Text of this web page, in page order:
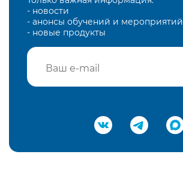
- новости
- анонсы обучений и мероприятий
- новые продукты
Подтвердить e-mail